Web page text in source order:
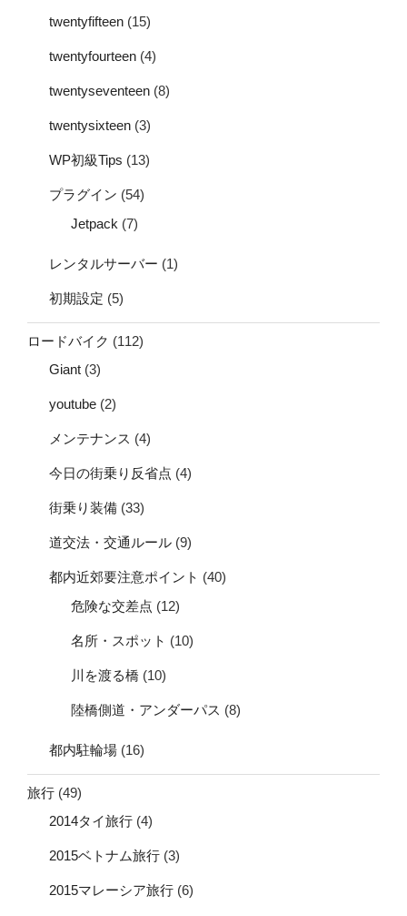
twentyfifteen (15)
twentyfourteen (4)
twentyseventeen (8)
twentysixteen (3)
WP初級Tips (13)
プラグイン (54)
Jetpack (7)
レンタルサーバー (1)
初期設定 (5)
ロードバイク (112)
Giant (3)
youtube (2)
メンテナンス (4)
今日の街乗り反省点 (4)
街乗り装備 (33)
道交法・交通ルール (9)
都内近郊要注意ポイント (40)
危険な交差点 (12)
名所・スポット (10)
川を渡る橋 (10)
陸橋側道・アンダーパス (8)
都内駐輪場 (16)
旅行 (49)
2014タイ旅行 (4)
2015ベトナム旅行 (3)
2015マレーシア旅行 (6)